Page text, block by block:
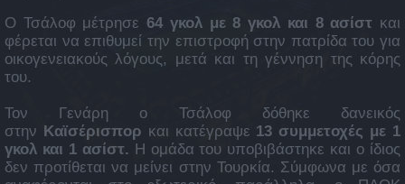
Ο Τσάλοφ μέτρησε 64 γκολ με 8 γκολ και 8 ασίστ και
φέρεται να επιθυμεί την επιστροφή στην πατρίδα του για
οικογενειακούς λόγους, μετά και τη γέννηση της κόρης
του.
Τον Γενάρη ο Τσάλοφ δόθηκε δανεικός
στην
Καϊσέρισπορ και κατέγραψε 13 συμμετοχές με 1
γκολ και 1 ασίστ. Η ομάδα του υποβιβάστηκε και ο ίδιος
δεν προτίθεται να μείνει στην Τουρκία. Σύμφωνα με όσα